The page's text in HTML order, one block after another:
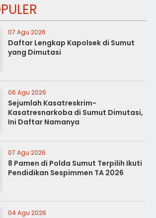
07 Agu 2026
Daftar Lengkap Kapolsek di Sumut
yang Dimutasi
06 Agu 2026
Sejumlah Kasatreskrim-
Kasatresnarkoba di Sumut Dimutasi,
Ini Daftar Namanya
07 Agu 2026
8 Pamen di Polda Sumut Terpilih Ikuti
Pendidikan Sespimmen TA 2026
04 Agu 2026